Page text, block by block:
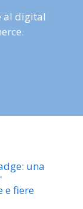
al digital
una
e fiere